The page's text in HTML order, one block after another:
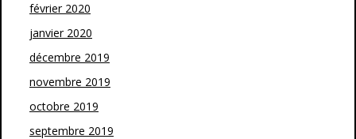
février 2020
janvier 2020
décembre 2019
novembre 2019
octobre 2019
septembre 2019